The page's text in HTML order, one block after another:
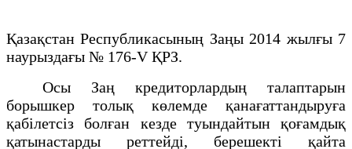
Қазақстан Республикасының Заңы 2014 жылғы 7
наурыздағы № 176-V ҚРЗ.
Осы Заң кредиторлардың талаптарын
борышкер толық көлемде қанағаттандыруға
қабілетсіз болған кезде туындайтын қоғамдық
қатынастарды реттейді, берешекті қайта